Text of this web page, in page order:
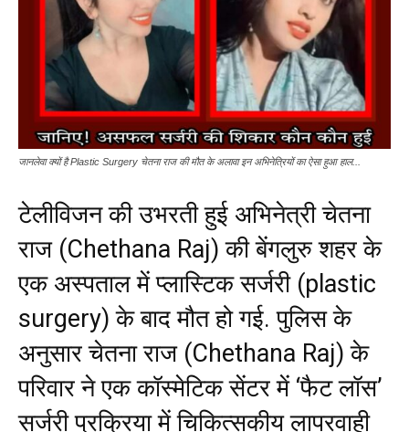
जानलेवा क्यों है Plastic Surgery चेतना राज की मौत के अलावा इन अभिनेत्रियों का ऐसा हुआ हाल...
टेलीविजन की उभरती हुई अभिनेत्री चेतना
राज (Chethana Raj) की बेंगलुरु शहर के
एक अस्पताल में प्लास्टिक सर्जरी (plastic
surgery) के बाद मौत हो गई. पुलिस के
अनुसार चेतना राज (Chethana Raj) के
परिवार ने एक कॉस्मेटिक सेंटर में ‘फैट लॉस’
सर्जरी प्रक्रिया में चिकित्सकीय लापरवाही